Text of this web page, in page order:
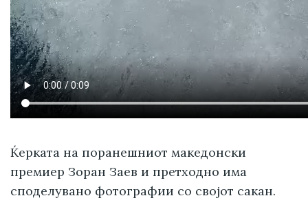
Ќерката на поранешниот македонски
премиер Зоран Заев и претходно има
споделувано фотографии со својот сакан.